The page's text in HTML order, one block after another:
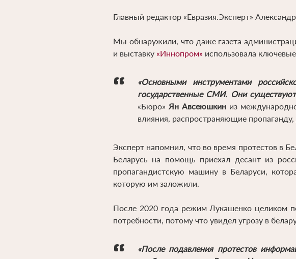
Главный редактор «Евразия.Эксперт»
Мы обнаружили, что даже газета
и выставку «Иннопром» использовала
«Основными инструментами
государственные СМИ. Они
«Бюро» Ян Авсеюшкиниз
влияния, распространяющие
Эксперт напомнил, что во время протестов в
Беларусь на помощь приехал десант из
пропагандистскую машину в Беларуси,
которую им заложили.
После 2020 года режим Лукашенко целиком
потребности, потому что увидел угрозу в
«После подавления протестов